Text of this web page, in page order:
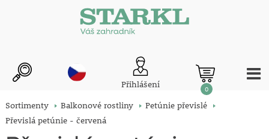
Přihlášení 0
Sortimenty Balkonové rostliny
Petúnie převislé
Převislá petúnie - červená